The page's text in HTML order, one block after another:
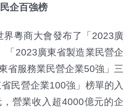
企百強榜
粵商大會發布了「2023廣
「2023廣東省製造業民營企
省服務業民營企業50強」三
民營企業100強」榜單的入
營業收入超4000億元的企